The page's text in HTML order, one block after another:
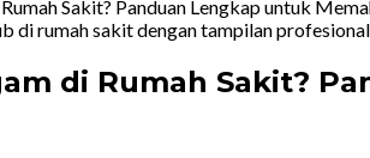
Sakit? Panduan Lengkap untuk
di Rumah Sakit?